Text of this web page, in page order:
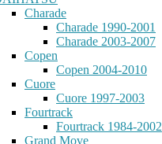
Charade
Charade 1990-2001
Charade 2003-2007
Copen
Copen 2004-2010
Cuore
Cuore 1997-2003
Fourtrack
Fourtrack 1984-2002
Grand Move